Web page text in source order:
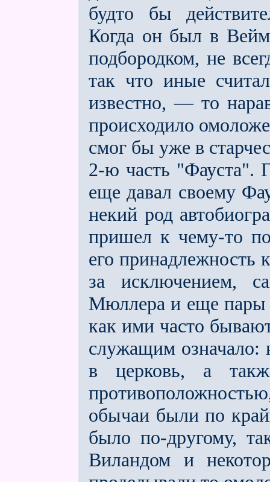
будто бы
Когда он был в
подбородком, не
так что иные
известно, — то
происходило
смог бы уже в
2-ю часть "Фауста".
ещe давал своему
некий род
пришeл к чему-то
его принадлежность
за исключением,
Мюллера и ещe пары
как ими часто
служащим означало:
в церковь, а
обычаи были по
было по-другому,
Виландом и